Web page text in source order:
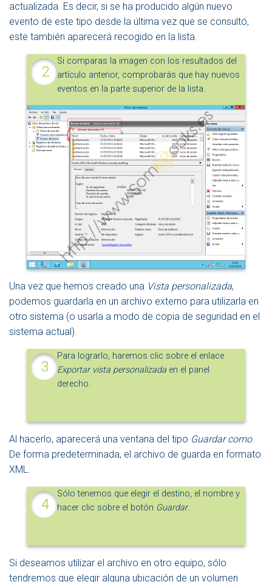
actualizada. Es decir, si se ha producido algún nuevo
evento de este tipo desde la última vez que se consultó,
este también aparecerá recogido en la lista.
Si comparas la imagen con los resultados del
artículo anterior, comprobarás que hay nuevos
eventos en la parte superior de la lista.
Una vez que hemos creado una Vista personalizada,
podemos guardarla en un archivo externo para utilizarla en
otro sistema (o usarla a modo de copia de seguridad en el
sistema actual).
Para lograrlo, haremos clic sobre el enlace
Exportar vista personalizada en el panel
derecho.
Al hacerlo, aparecerá una ventana del tipo Guardar como.
De forma predeterminada, el archivo de guarda en formato
XML.
Sólo tenemos que elegir el destino, el nombre y
hacer clic sobre el botón Guardar.
Si deseamos utilizar el archivo en otro equipo, sólo
tendremos que elegir alguna ubicación de un volumen